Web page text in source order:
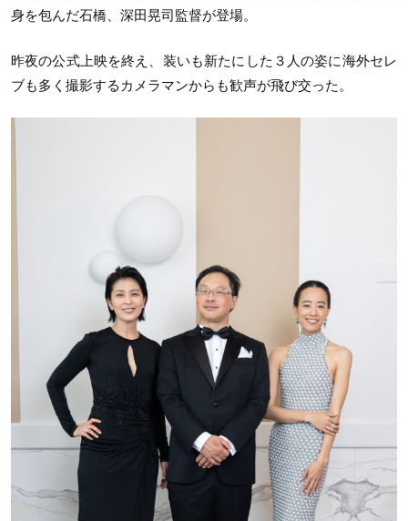
身を包んだ石橋、深田晃司監督が登場。
昨夜の公式上映を終え、装いも新たにした３人の姿に海外セレ
ブも多く撮影するカメラマンからも歓声が飛び交った。